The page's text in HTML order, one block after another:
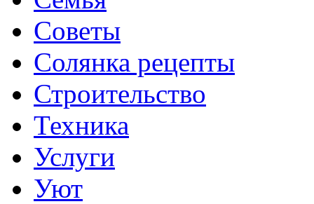
Советы
Солянка рецепты
Строительство
Техника
Услуги
Уют